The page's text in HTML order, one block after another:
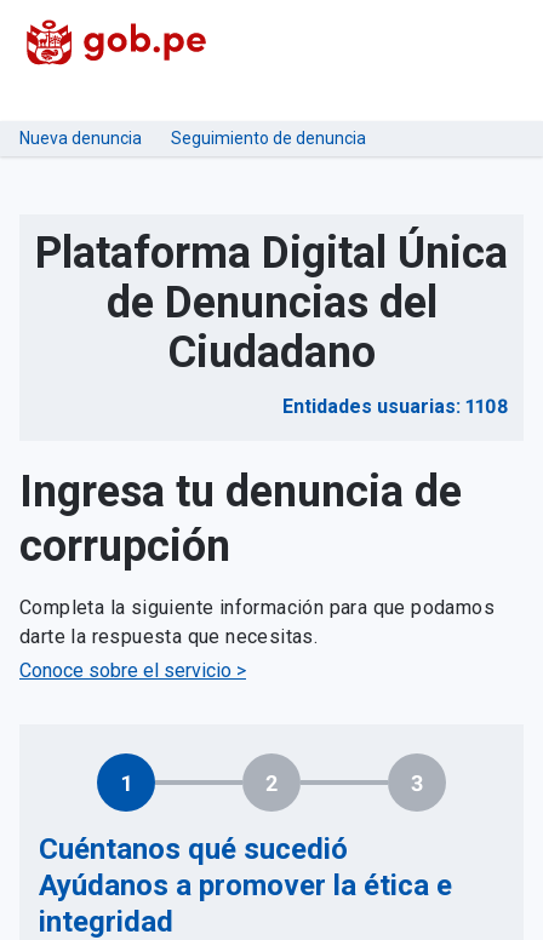
Nueva denuncia Seguimiento de denuncia
Plataforma Digital Única
de Denuncias del
Ciudadano
Entidades usuarias: 1108
Ingresa tu denuncia de
corrupción
Completa la siguiente información para que podamos
darte la respuesta que necesitas.
Conoce sobre el servicio >
1 2 3
Cuéntanos qué sucedió
Ayúdanos a promover la ética e
integridad